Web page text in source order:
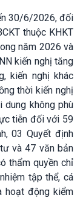
30/6/2026, đối
thuộc KHKT
năm 2026 và
kiến nghị tăng
kiến nghị khác
thời kiến nghị
không phù
tiễn đối với 59
03 Quyết định
và 47 văn bản
thẩm quyền chỉ
tập thể, cá
hoạt động kiểm